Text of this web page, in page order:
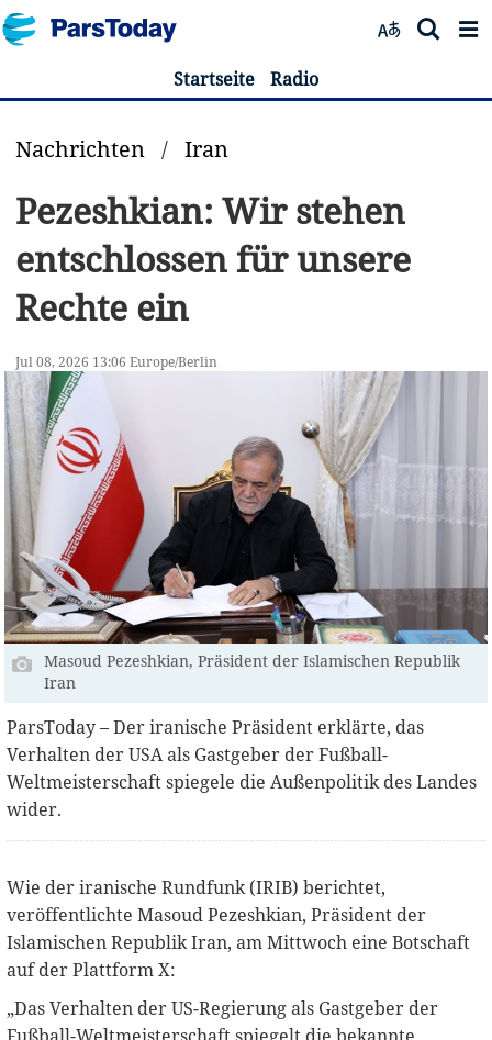
Startseite Radio
Nachrichten / Iran
Pezeshkian: Wir stehen
entschlossen für unsere
Rechte ein
Jul 08, 2026 13:06 Europe/Berlin
Masoud Pezeshkian, Präsident der Islamischen Republik
Iran
ParsToday – Der iranische Präsident erklärte, das
Verhalten der USA als Gastgeber der Fußball-
Weltmeisterschaft spiegele die Außenpolitik des Landes
wider.
Wie der iranische Rundfunk (IRIB) berichtet,
veröffentlichte Masoud Pezeshkian, Präsident der
Islamischen Republik Iran, am Mittwoch eine Botschaft
auf der Plattform X:
„Das Verhalten der US-Regierung als Gastgeber der